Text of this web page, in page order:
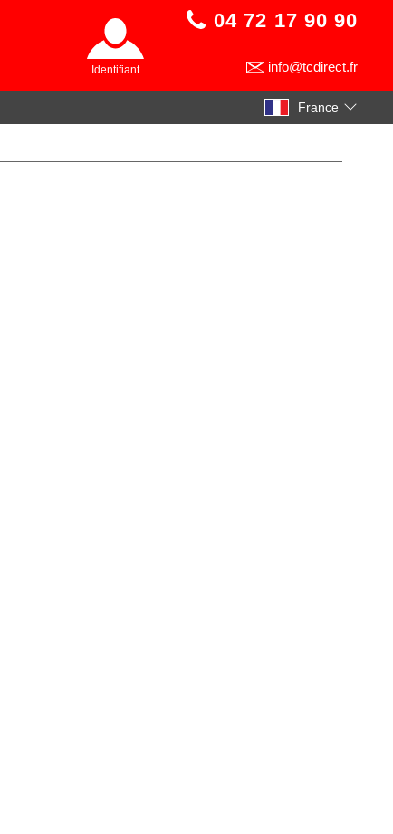
France
04 72 17 90 90
info@tcdirect.fr
Identifiant